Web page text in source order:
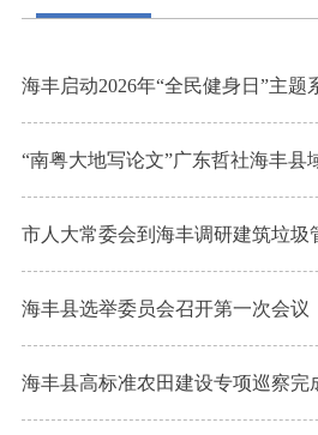
海丰启动2026年“全民健身日”主
“南粤大地写论文”广东哲社海丰
市人大常委会到海丰调研建筑垃圾
海丰县选举委员会召开第一次会议
海丰县高标准农田建设专项巡察完